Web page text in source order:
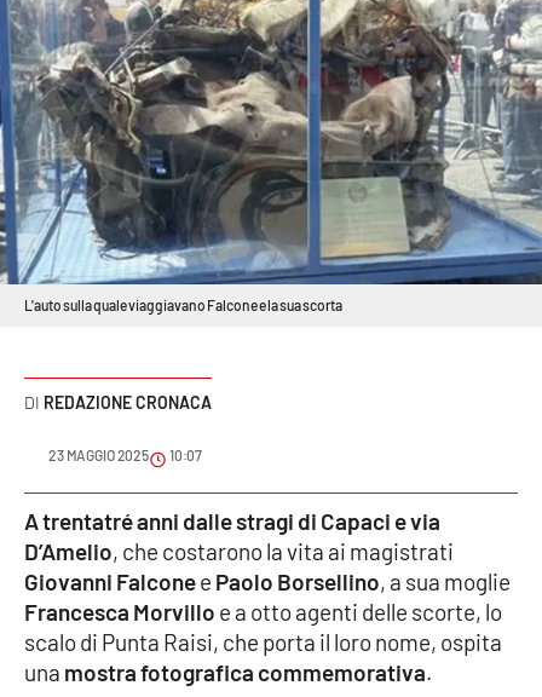
Economia e lavoro
Italia Mondo
Sanità
Sport
Cultura
Meteo
VIDEO
Ambiente
Cronaca
L'auto sulla quale viaggiavano Falcone e la sua scorta
REDAZIONE CRONACA
23 MAGGIO 2025 10:07
A trentatré anni dalle stragi di Capaci e via
D’Amelio, che costarono la vita ai magistrati
Giovanni Falconee Paolo Borsellino, a sua moglie
Francesca Morvillo e a otto agenti delle scorte, lo
scalo di Punta Raisi, che porta il loro nome, ospita
una mostra fotografica commemorativa.